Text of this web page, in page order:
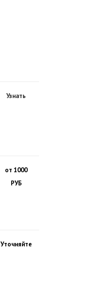
Узнать
от 1000
РУБ
Уточняйте